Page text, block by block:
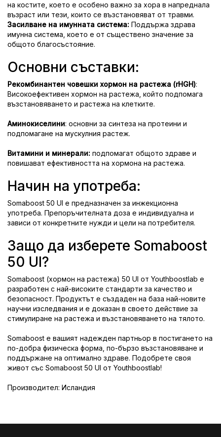
на костите, което е особено важно за хора в напреднала
възраст или тези, които се възстановяват от травми.
Засилване на имунната система: Поддържа здрава
имунна система, което е от съществено значение за
общото благосъстояние.
Основни съставки:
Рекомбинантен човешки хормон на растежа (rHGH):
Високоефективен хормон на растежа, който подпомага
възстановяването и растежа на клетките.
Аминокиселини: основни за синтеза на протеини и
подпомагане на мускулния растеж.
Витамини и минерали: подпомагат общото здраве и
повишават ефективността на хормона на растежа.
Начин на употреба:
Somaboost 50 UI е предназначен за инжекционна
употреба. Препоръчителната доза е индивидуална и
зависи от конкретните нужди и цели на потребителя.
Защо да изберете Somaboost
50 UI?
Somaboost (хормон на растежа) 50 UI от Youthboostlab е
разработен с най-високите стандарти за качество и
безопасност. Продуктът е създаден на база най-новите
научни изследвания и е доказан в своето действие за
стимулиране на растежа и възстановяването на тялото.
Somaboost е вашият надежден партньор в постигането на
по-добра физическа форма, по-бързо възстановяване и
поддържане на оптимално здраве. Подобрете своя
живот със Somaboost 50 UI от Youthboostlab!
Производител: Исландия